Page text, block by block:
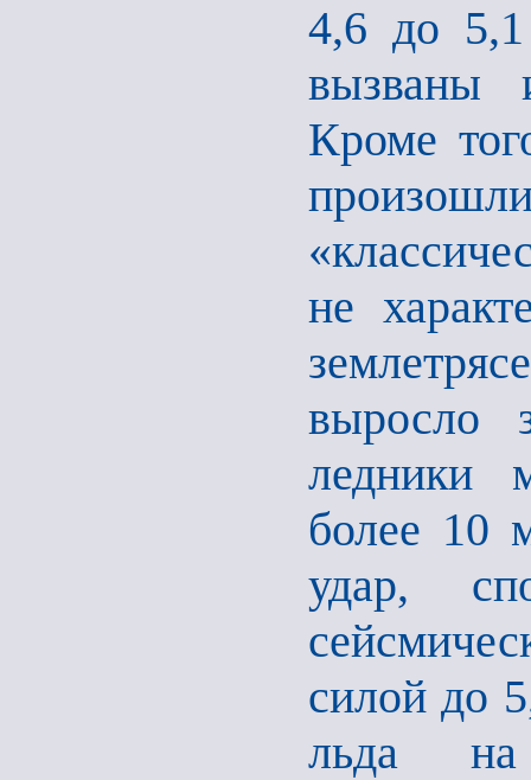
4,6 до 5,1
вызваны
Кроме
не
выросло
ледники
более 10
удар,
силой до
льда на